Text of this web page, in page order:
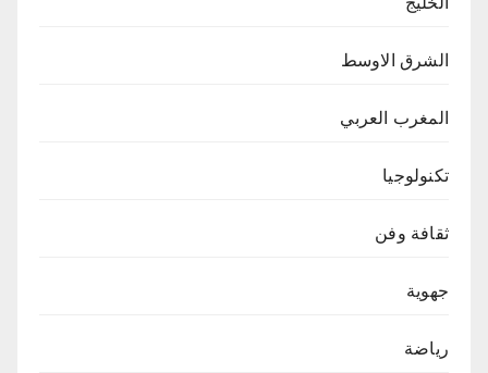
الشرق الاوسط
المغرب العربي
تكنولوجيا
ثقافة وفن
جهوية
رياضة